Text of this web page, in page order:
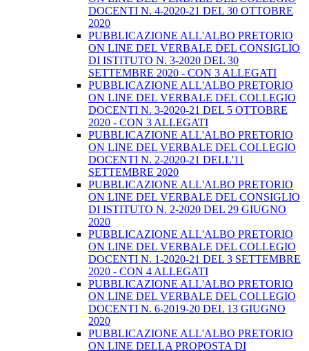
DOCENTI N. 4-2020-21 DEL 30 OTTOBRE
2020
PUBBLICAZIONE ALL'ALBO PRETORIO
ON LINE DEL VERBALE DEL CONSIGLIO
DI ISTITUTO N. 3-2020 DEL 30
SETTEMBRE 2020 - CON 3 ALLEGATI
PUBBLICAZIONE ALL'ALBO PRETORIO
ON LINE DEL VERBALE DEL COLLEGIO
DOCENTI N. 3-2020-21 DEL 5 OTTOBRE
2020 - CON 3 ALLEGATI
PUBBLICAZIONE ALL'ALBO PRETORIO
ON LINE DEL VERBALE DEL COLLEGIO
DOCENTI N. 2-2020-21 DELL'11
SETTEMBRE 2020
PUBBLICAZIONE ALL'ALBO PRETORIO
ON LINE DEL VERBALE DEL CONSIGLIO
DI ISTITUTO N. 2-2020 DEL 29 GIUGNO
2020
PUBBLICAZIONE ALL'ALBO PRETORIO
ON LINE DEL VERBALE DEL COLLEGIO
DOCENTI N. 1-2020-21 DEL 3 SETTEMBRE
2020 - CON 4 ALLEGATI
PUBBLICAZIONE ALL'ALBO PRETORIO
ON LINE DEL VERBALE DEL COLLEGIO
DOCENTI N. 6-2019-20 DEL 13 GIUGNO
2020
PUBBLICAZIONE ALL'ALBO PRETORIO
ON LINE DELLA PROPOSTA DI